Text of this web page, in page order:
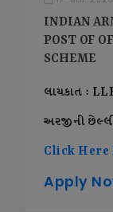
INDIAN
POST OF
SCHEME
લાયકાત :
અરજીની
Click Here
Apply